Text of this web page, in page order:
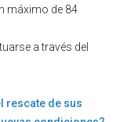
máximo de 84
a través del
rescate de sus